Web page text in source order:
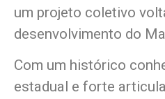
um projeto coletivo
desenvolvimento do
Com um histórico
estadual e forte